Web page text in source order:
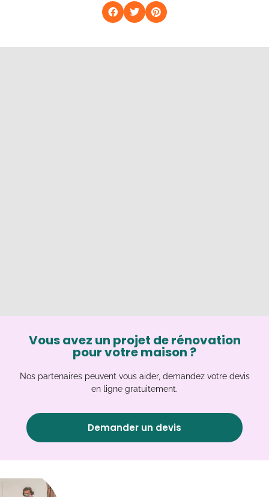
Vous avez un projet de rénovation
pour votre maison ?
Nos partenaires peuvent vous aider, demandez votre devis
en ligne gratuitement.
Demander un devis